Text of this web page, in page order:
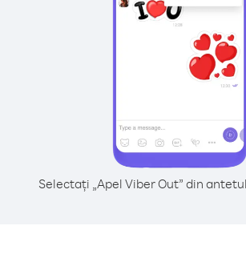
Selectați „Apel Viber Out” din